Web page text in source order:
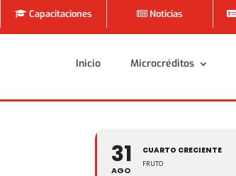
Capacitaciones Noticias
Inicio Microcréditos
Inicio Microcréditos
31
AGO
CUARTO CRECIENTE
FRUTO